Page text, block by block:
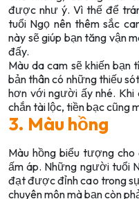
được như ý. Vì thế để
tuổi Ngọ nên thêm sắc
này sẽ giúp bạn tăng vận
đấy.
Màu da cam sẽ khiến bạn
bản thân có những thiếu
hơn với người ấy nhé. Khi
chắn tài lộc, tiền bạc cũng
3. Màu hồng
Màu hồng biểu tượng
ấm áp. Những người tuổi
đạt được đỉnh cao trong
chuyên môn mà bạn còn